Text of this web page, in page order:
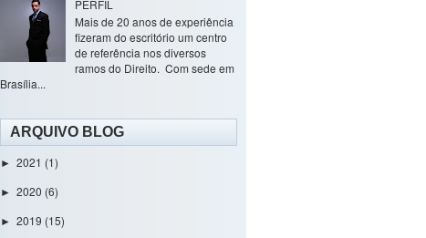
PERFIL
Mais de 20 anos de experiência
fizeram do escritório um centro
de referência nos diversos
ramos do Direito. Com sede em
Brasília...
ARQUIVO BLOG
► 2021 (1)
► 2020 (6)
► 2019 (15)